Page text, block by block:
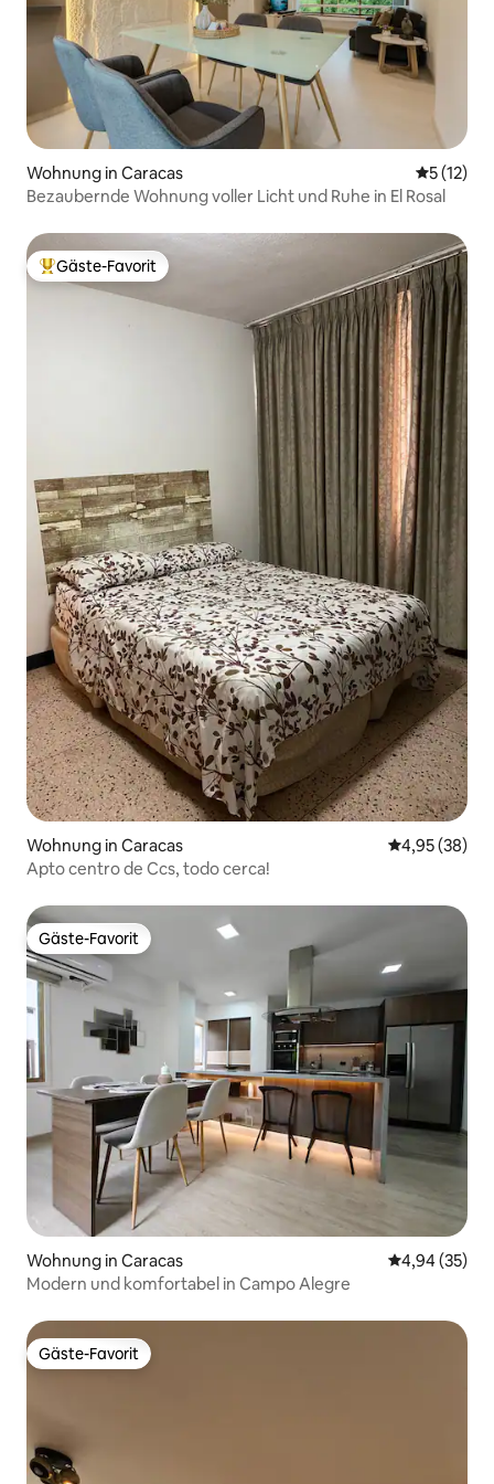
Wohnung in Caracas
5 (12)
Bezaubernde Wohnung voller Licht und Ruhe in El Rosal
Beliebter Gäste-Favorit.
Gäste-Favorit
Wohnung in Caracas
4,95 (38)
Apto centro de Ccs, todo cerca!
Gäste-Favorit
Gäste-Favorit
Wohnung in Caracas
4,94 (35)
Modern und komfortabel in Campo Alegre
Gäste-Favorit
Gäste-Favorit